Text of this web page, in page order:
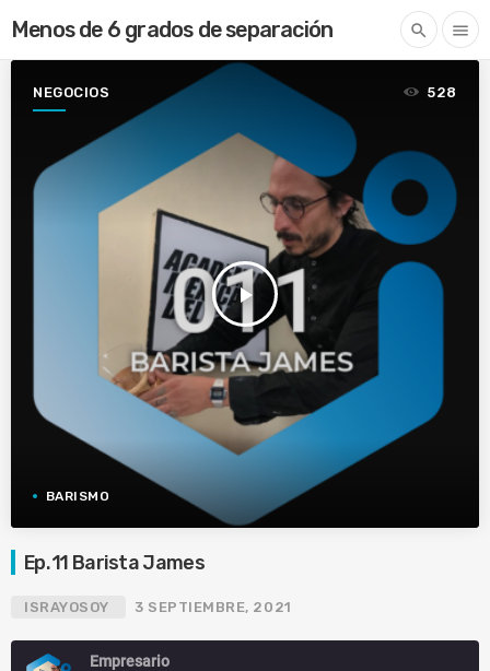
Menos de 6 grados de separación search menu
NEGOCIOS
play_arrow
528
BARISMO
Ep. 11 Barista James
ISRAYOSOY 3 SEPTIEMBRE, 2021
Empresario